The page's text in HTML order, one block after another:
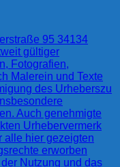
95 34134
gültiger
Fotografien,
Malerein und Texte
des Urheberszu
Auch genehmigte
Urhebervermerk
alle hier gezeigten
erworben
Nutzung und das